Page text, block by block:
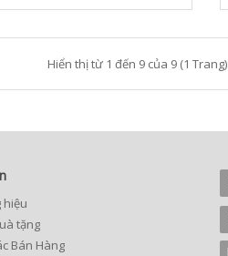
Hiển thị từ 1 đến 9 của 9 (1 Trang)
hiệu
tặng
Bán Hàng